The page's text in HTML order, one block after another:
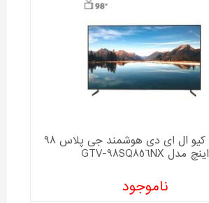
تلویزیون کیو ال ای دی هوشمند جی پلاس 98
اینچ مدل GTV-98SQ856NX
ناموجود